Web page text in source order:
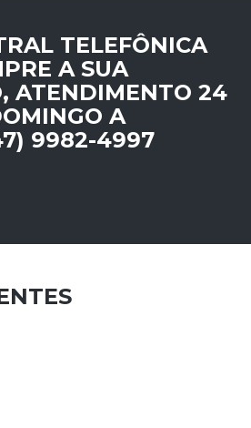
TELEFÔNICA
A SUA
ATENDIMENTO 24
A
9982-4997